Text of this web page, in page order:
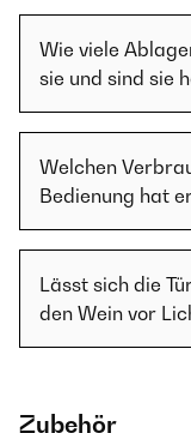
Wie viele
sie und sind sie
Welchen
Bedienung hat
Lässt sich die
den Wein vor
Zubehör